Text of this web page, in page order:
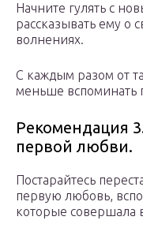
Начните гулять с
рассказывать ему о
волнениях.
С каждым разом от
меньше
Рекомендация
первой любви.
Постарайтесь
первую любовь,
которые совершала